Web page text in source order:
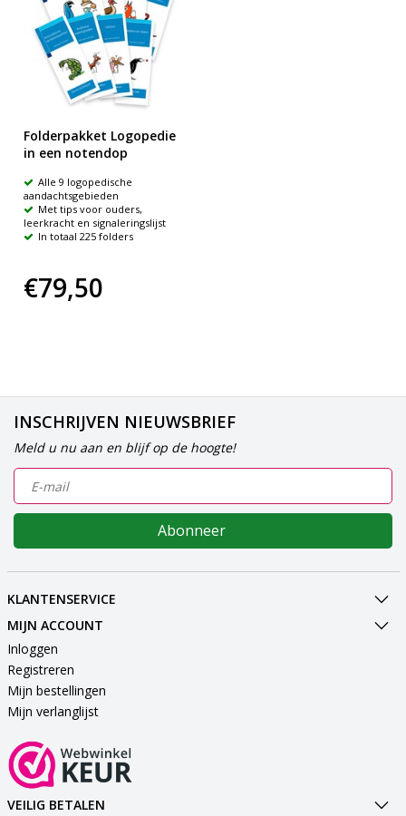
Folderpakket Logopedie
in een notendop
Alle 9 logopedische
aandachtsgebieden
Met tips voor ouders,
leerkracht en signaleringslijst
In totaal 225 folders
€79,50
INSCHRIJVEN NIEUWSBRIEF
Meld u nu aan en blijf op de hoogte!
Abonneer
KLANTENSERVICE
MIJN ACCOUNT
Inloggen
Registreren
Mijn bestellingen
Mijn verlanglijst
VEILIG BETALEN